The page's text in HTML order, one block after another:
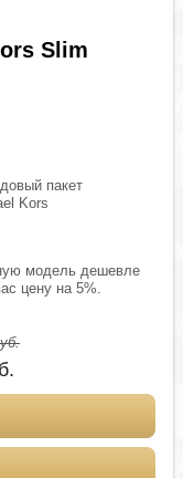
Slim
пакет
Kors
модель дешевле
цену на 5%.